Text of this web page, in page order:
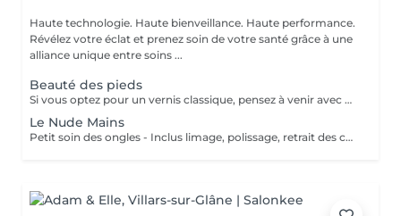
Haute technologie. Haute bienveillance. Haute performance.
Révélez votre éclat et prenez soin de votre santé grâce à une
alliance unique entre soins ...
Beauté des pieds
Si vous optez pour un vernis classique, pensez à venir avec des chaussures ouvertes (tongs, nu-pieds) pour repartir sans abîmer le vernis.
Le Nude Mains
Petit soin des ongles - Inclus limage, polissage, retrait des cuticules, finition brillante